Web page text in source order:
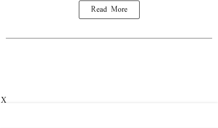
Read More
X